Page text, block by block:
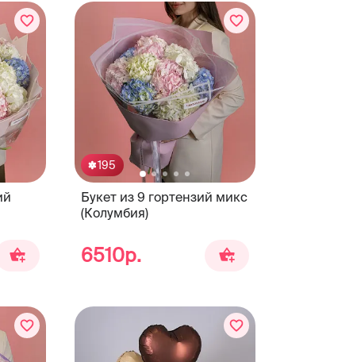
195
Букет из 9 гортензий микс
(Колумбия)
6510р.